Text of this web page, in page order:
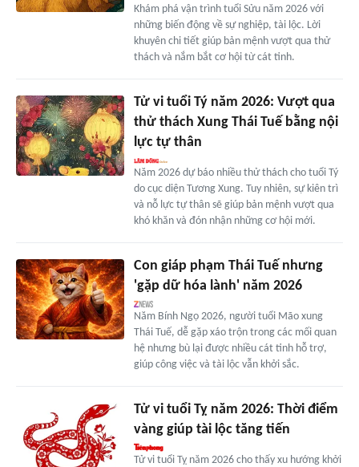
Khám phá vận trình tuổi Sửu năm 2026 với
những biến động về sự nghiệp, tài lộc. Lời
khuyên chi tiết giúp bản mệnh vượt qua thử
thách và nắm bắt cơ hội từ cát tinh.
Tử vi tuổi Tý năm 2026: Vượt qua
thử thách Xung Thái Tuế bằng nội
lực tự thân
Năm 2026 dự báo nhiều thử thách cho tuổi Tý
do cục diện Tương Xung. Tuy nhiên, sự kiên trì
và nỗ lực tự thân sẽ giúp bản mệnh vượt qua
khó khăn và đón nhận những cơ hội mới.
Con giáp phạm Thái Tuế nhưng
'gặp dữ hóa lành' năm 2026
Năm Bính Ngọ 2026, người tuổi Mão xung
Thái Tuế, dễ gặp xáo trộn trong các mối quan
hệ nhưng bù lại được nhiều cát tinh hỗ trợ,
giúp công việc và tài lộc vẫn khởi sắc.
Tử vi tuổi Tỵ năm 2026: Thời điểm
vàng giúp tài lộc tăng tiến
Tử vi tuổi Tỵ năm 2026 cho thấy xu hướng khởi